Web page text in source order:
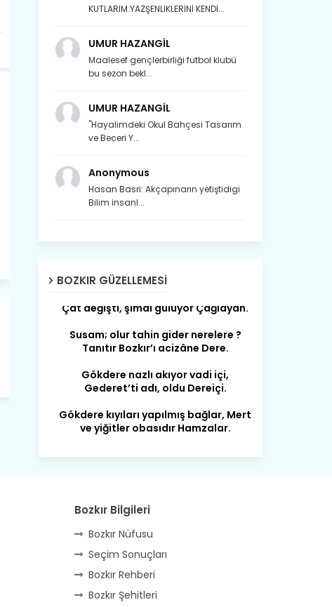
KUTLARIM.YAZŞENLİKLERİNİ KENDİ...
UMUR HAZANGİL
Maalesef gençlerbirliği futbol klubü
bu sezon bekl...
UMUR HAZANGİL
"Hayalimdeki Okul Bahçesi Tasarım
ve Beceri Y...
Anonymous
Hasan Basri: Akçapınarın yetiştidigi
Bilim insanl...
BOZKIR GÜZELLEMESI
Çat değişti, şimdi gülüyor Çağlayan.
Susam; olur tahin gider nerelere ?
Gökdere nazlı akıyor vadi içi,
Gökdere kıyıları yapılmış bağlar, Mert
Harmanı,elması ve Sorkunca’sı var.
Belören, Koçaş, Kuzören vermiş hep
Çarşamba’nın koynunda tarih çok
yorgun. Şehit Berâtlı, halkı yiğit genç
Sorkun.
Perşembe de yaşlılardan aldım öğüt,
Bozkır Bilgileri
Bozkır Nüfusu
Seçim Sonuçları
Bozkır Rehberi
Bozkır Şehitleri